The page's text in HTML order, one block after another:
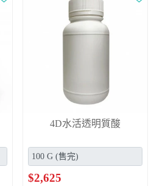
4D水活透明質酸
$2,625